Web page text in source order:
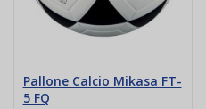
Pallone Calcio Mikasa FT-
5 FQ